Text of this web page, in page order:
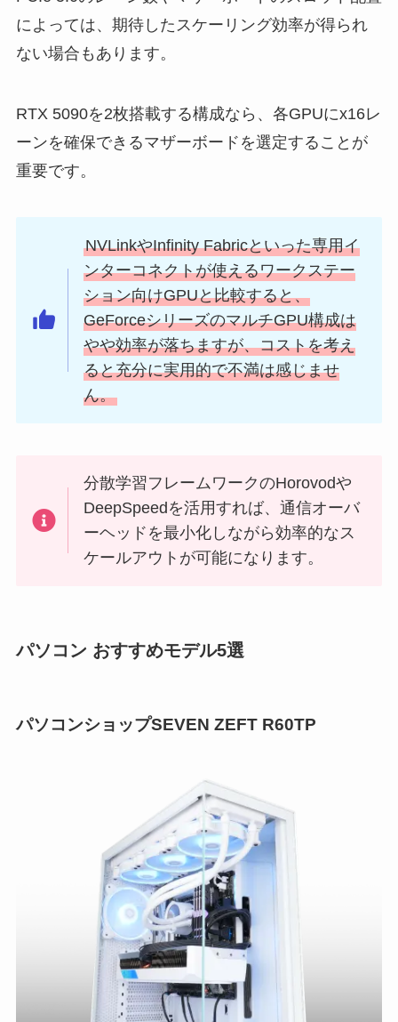
によっては、期待したスケーリング効率が得られ
ない場合もあります。
RTX 5090を2枚搭載する構成なら、各GPUにx16レ
ーンを確保できるマザーボードを選定することが
重要です。
NVLinkやInfinity Fabricといった専用イ
ンターコネクトが使えるワークステー
ション向けGPUと比較すると、
GeForceシリーズのマルチGPU構成は
やや効率が落ちますが、コストを考え
ると充分に実用的で不満は感じませ
ん。
分散学習フレームワークのHorovodや
DeepSpeedを活用すれば、通信オーバ
ーヘッドを最小化しながら効率的なス
ケールアウトが可能になります。
パソコン おすすめモデル5選
パソコンショップSEVEN ZEFT R60TP